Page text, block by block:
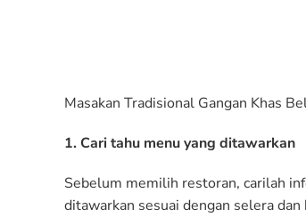
Masakan Tradisional Gangan Khas
1. Cari tahu menu yang ditawarkan
Sebelum memilih restoran, carilah
ditawarkan sesuai dengan selera